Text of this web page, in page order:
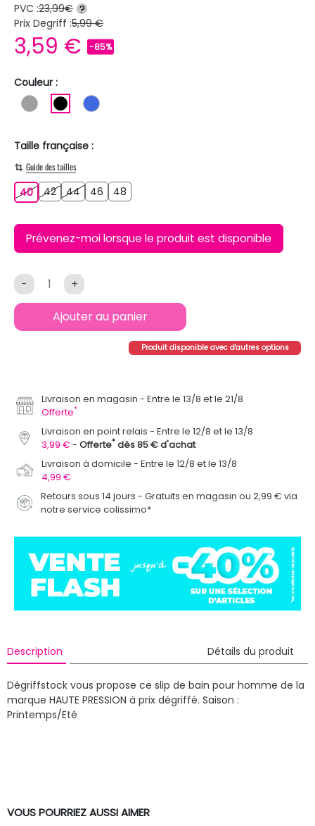
PVC :23,99€ ?
Prix Degriff :5,99 €
3,59 € -85%
Couleur :
GRIS NOIR BLEU ROI
Taille française :
Guide des tailles
40404242444446 4648
Prévenez-moi lorsque le produit est disponible
- +
Ajouter au panier
Produit disponible avec d'autres options
Livraison en magasin
Entre le 13/8 et le 21/8
Offerte*
Livraison en point relais
Entre le 12/8 et le 13/8
3,99 €
Offerte* dès 85 € d'achat
Livraison à domicile
Entre le 12/8 et le 13/8
4,99 €
Retours sous 14 jours - Gratuits en magasin ou 2,99 € via
notre service colissimo*
Description Détails du produit
Dégriffstock vous propose ce slip de bain pour homme de la
marque HAUTE PRESSION à prix dégriffé. Saison :
Printemps/Eté
VOUS POURRIEZ AUSSI AIMER